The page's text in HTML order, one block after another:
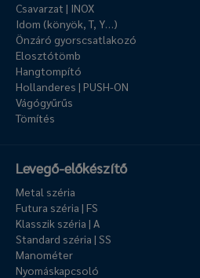
Csavarzat | INOX
Idom (könyök, T, Y…)
Önzáró gyorscsatlakozó
Elosztótömb
Hangtompító
Hollanderes | PUSH-ON
Vágógyűrűs
Tömítés
Levegő-előkészítő
Metal széria
Futura széria | FS
Klasszik széria | A
Standard széria | SS
Manométer
Nyomáskapcsoló